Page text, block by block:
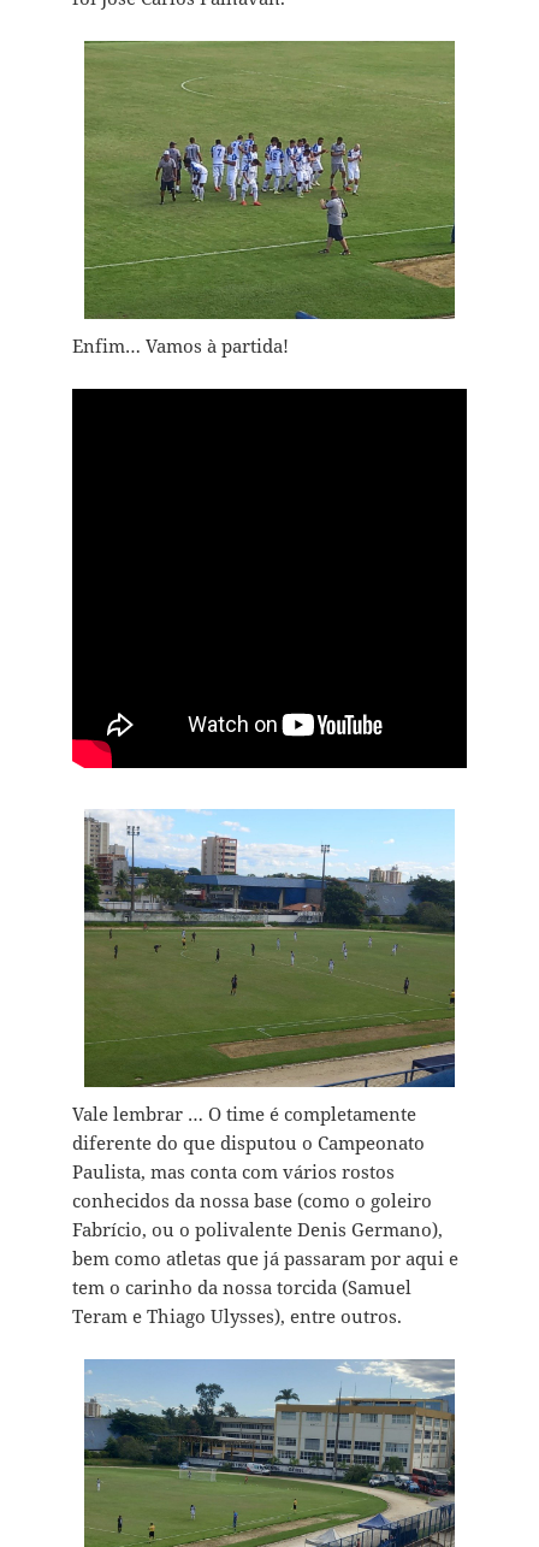
Enfim… Vamos à partida!
Vale lembrar … O time é completamente
diferente do que disputou o Campeonato
Paulista, mas conta com vários rostos
conhecidos da nossa base (como o goleiro
Fabrício, ou o polivalente Denis Germano),
bem como atletas que já passaram por aqui e
tem o carinho da nossa torcida (Samuel
Teram e Thiago Ulysses), entre outros.